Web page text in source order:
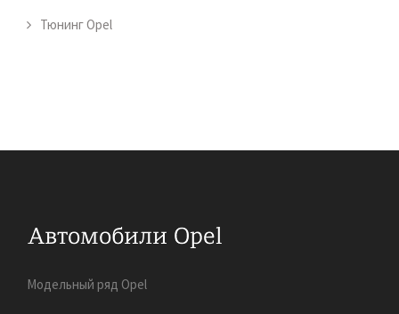
Тюнинг Opel
Модельный ряд Opel